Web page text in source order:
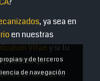
, ya sea en
en nuestras
Vitaey si tu
puestos que
en contacto
y de terceros
de navegación